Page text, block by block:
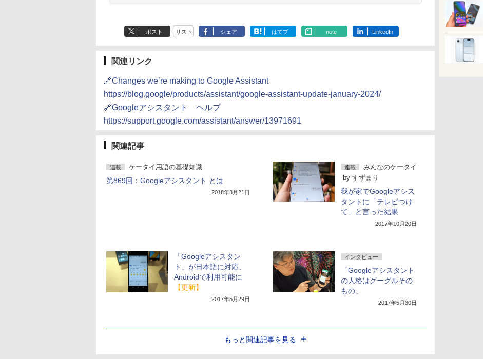
ポスト リスト シェア はてブ note LinkedIn
関連リンク
🔗Changes we’re making to Google Assistant
https://blog.google/products/assistant/google-assistant-update-january-2024/
🔗Googleアシスタント ヘルプ
https://support.google.com/assistant/answer/13971691
関連記事
連載 ケータイ用語の基礎知識
第869回：Googleアシスタント とは
2018年8月21日
連載
みんなのケータイ
by すずまり
我が家でGoogleアシス
タントに「テレビつけ
て」と言った結果
2017年10月20日
「Googleアシスタン
ト」が日本語に対応、
Androidで利用可能に
【更新】
2017年5月29日
インタビュー
「Googleアシスタント
の人格はグーグルその
もの」
2017年5月30日
もっと関連記事を見る